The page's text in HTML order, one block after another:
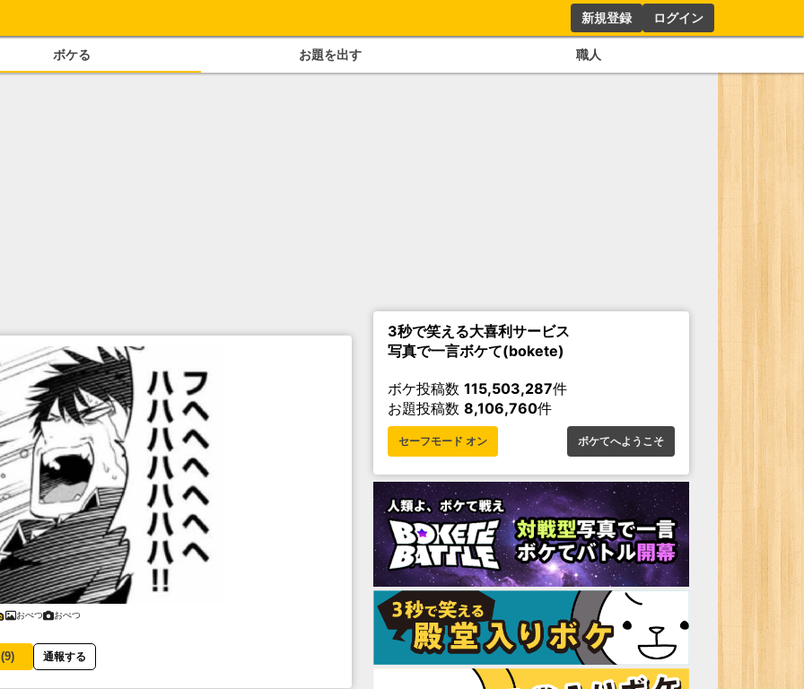
新規登録 ログイン
ボケる お題を出す 職人
おぺつ おぺつ
9) 通報する
3秒で笑える大喜利サービス
写真で一言ボケて(bokete)
ボケ投稿数 115,503,287件
お題投稿数 8,106,760件
セーフモード オン ボケてへようこそ